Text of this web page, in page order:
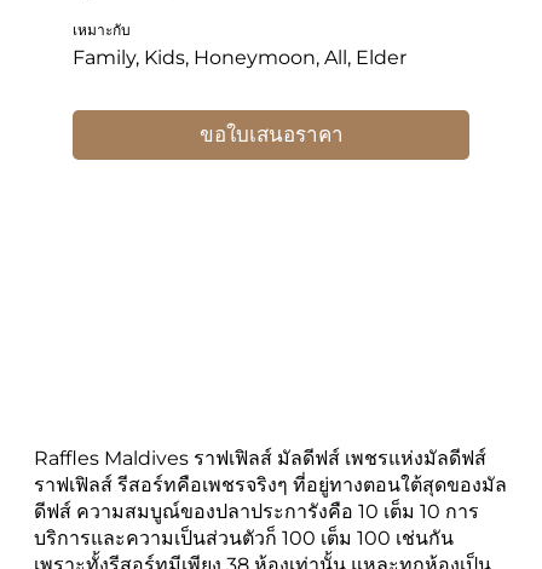
ขอใบเสนอราคา
Family, Kids, Honeymoon, All, Elder
เหมาะกับ
Raffles Maldives ราฟเฟิลส์ มัลดีฟส์ เพชรแห่งมัลดีฟส์
ราฟเฟิลส์ รีสอร์ทคือเพชรจริงๆ ที่อยู่ทางตอนใต้สุดของมัล
ดีฟส์ ความสมบูณ์ของปลาประการังคือ 10 เต็ม 10 การ
บริการและความเป็นส่วนตัวก็ 100 เต็ม 100 เช่นกัน